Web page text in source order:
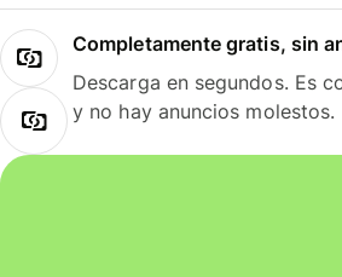
Completamente gratis, sin
Descarga en segundos. Es
y no hay anuncios molestos.